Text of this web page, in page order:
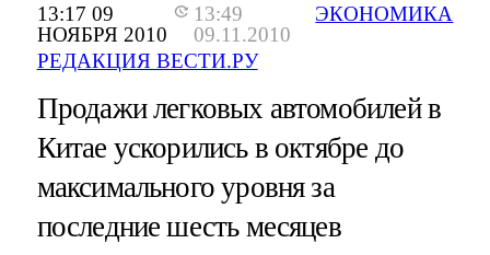
13:17 09
НОЯБРЯ 2010
13:49
09.11.2010
РЕДАКЦИЯ ВЕСТИ.РУ
ЭКОНОМИКА
Продажи легковых автомобилей в
Китае ускорились в октябре до
максимального уровня за
последние шесть месяцев